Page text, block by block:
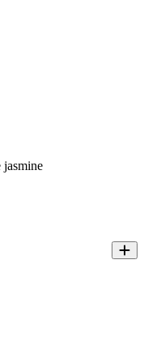
jasmine